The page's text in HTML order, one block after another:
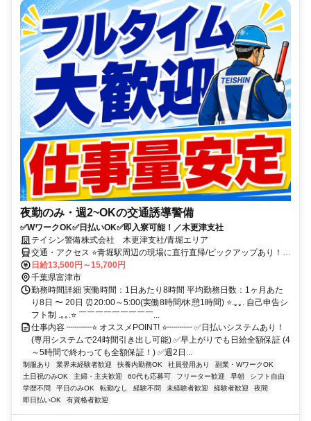
夜勤のみ・週2~OKの交通誘導警備
✅WワークOK✅日払いOK✅即入寮可能！／木更津支社
テイシン警備株式会社 木更津支社/青堀エリア
交通・アクセス ⭐青堀駅周辺の現場に直行直帰/ピックアップあり！移
動の心配は不要です♪
日給13,500円～15,700円
千葉県富津市
勤務時間詳細 実働時間：1日あたり8時間 平均勤務日数：1ヶ月あた
り8日 〜 20日 ⏰20:00～5:00(実働8時間/休憩1時間) ⭐.｡｡. 自己申告シ
フト制 .｡｡.⭐ ￣￣￣￣￣￣￣￣￣...
仕事内容 ┉┉┉⭐ オススメPOINT! ⭐┉┉┉ ✅日払いシステムあり！
(専用システムで24時間引き出し可能) ✅早上がりでも日給全額保証 (4
～5時間で終わっても全額保証！) ✅週2日...
制服あり 業界未経験者歓迎 扶養内勤務OK 社員登用あり
副業・WワークOK
土日祝のみOK
主婦・主夫歓迎 60代も応募可 フリーター歓迎 早朝
シフト自由
学歴不問
平日のみOK 転勤なし 経験不問 未経験者歓迎 経験者歓迎
夜間
即日払いOK
有資格者歓迎